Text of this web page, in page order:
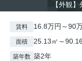
【外観
賃料 16.8万円～90
面積 25.13㎡～
築年数 築2年